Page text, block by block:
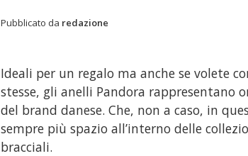
Pubblicato da redazione
Ideali per un regalo ma anche se volete
stesse, gli anelli Pandora
del brand danese. Che, non a caso, in
sempre più spazio all’interno delle
bracciali.